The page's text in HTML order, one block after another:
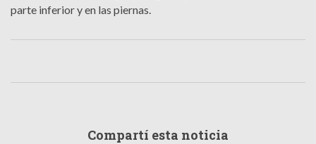
parte inferior y en las piernas.
Compartí esta noticia